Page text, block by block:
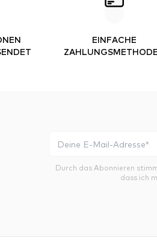
EINFACHE
Durch das Abonnieren
dass ich